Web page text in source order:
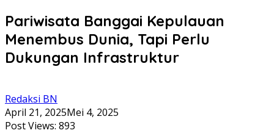
Pariwisata Banggai Kepulauan
Menembus Dunia, Tapi Perlu
Dukungan Infrastruktur
Redaksi BN
April 21, 2025Mei 4, 2025
Post Views: 893